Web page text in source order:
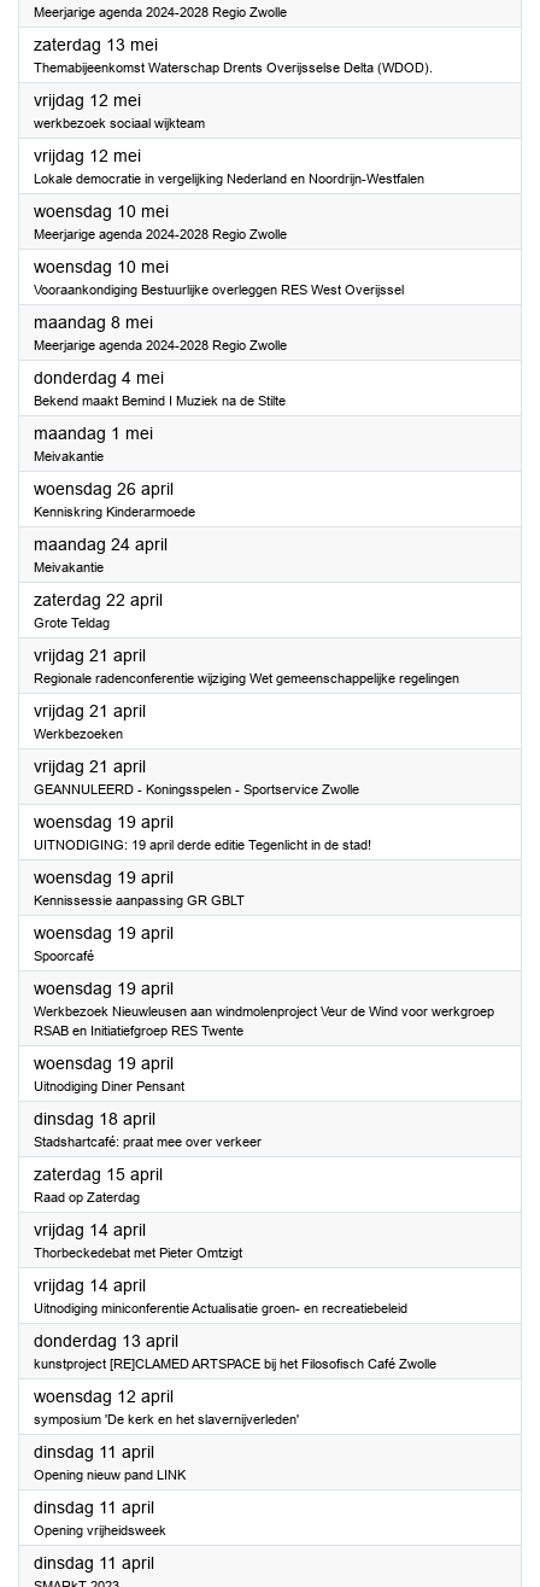
Meerjarige agenda 2024-2028 Regio Zwolle
zaterdag 13 mei2023
Themabijeenkomst Waterschap Drents Overijsselse Delta (WDOD).
vrijdag 12 mei2023
werkbezoek sociaal wijkteam
vrijdag 12 mei2023
Lokale democratie in vergelijking Nederland en Noordrijn-Westfalen
woensdag 10 mei2023
Meerjarige agenda 2024-2028 Regio Zwolle
woensdag 10 mei2023
Vooraankondiging Bestuurlijke overleggen RES West Overijssel
maandag 8 mei2023
Meerjarige agenda 2024-2028 Regio Zwolle
donderdag 4 mei2023
Bekend maakt Bemind I Muziek na de Stilte
maandag 1 mei2023
Meivakantie
woensdag 26 april2023
Kenniskring Kinderarmoede
maandag 24 april2023
Meivakantie
zaterdag 22 april2023
Grote Teldag
vrijdag 21 april2023
Regionale radenconferentie wijziging Wet gemeenschappelijke regelingen
vrijdag 21 april2023
Werkbezoeken
vrijdag 21 april2023
GEANNULEERD - Koningsspelen - Sportservice Zwolle
woensdag 19 april2023
UITNODIGING: 19 april derde editie Tegenlicht in de stad!
woensdag 19 april2023
Kennissessie aanpassing GR GBLT
woensdag 19 april2023
Spoorcafé
woensdag 19 april2023
Werkbezoek Nieuwleusen aan windmolenproject Veur de Wind voor werkgroep
RSAB en Initiatiefgroep RES Twente
woensdag 19 april2023
Uitnodiging Diner Pensant
dinsdag 18 april2023
Stadshartcafé: praat mee over verkeer
zaterdag 15 april2023
Raad op Zaterdag
vrijdag 14 april2023
Thorbeckedebat met Pieter Omtzigt
vrijdag 14 april2023
Uitnodiging miniconferentie Actualisatie groen- en recreatiebeleid
donderdag 13 april2023
kunstproject [RE]CLAMED ARTSPACE bij het Filosofisch Café Zwolle
woensdag 12 april2023
symposium 'De kerk en het slavernijverleden'
dinsdag 11 april2023
Opening nieuw pand LINK
dinsdag 11 april2023
Opening vrijheidsweek
dinsdag 11 april2023